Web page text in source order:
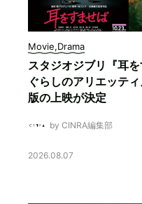
Movie,Drama
スタジオジブリ『耳
ぐらしのアリエッテ
版の上映が決定
by CINRA編集部
2026.08.07